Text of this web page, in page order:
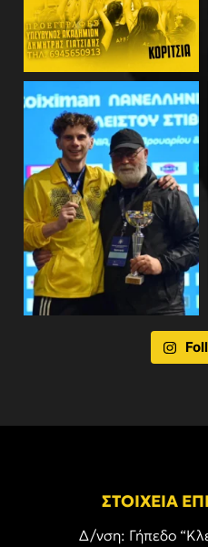
ΣΤΟΙΧΕΙΑ
Δ/νση: Γήπεδο